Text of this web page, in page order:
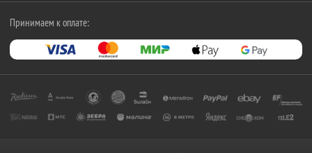
Принимаем к оплате: